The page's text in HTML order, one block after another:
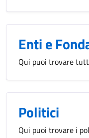
Enti e
Qui puoi trovare
Politici
Qui puoi trovare i